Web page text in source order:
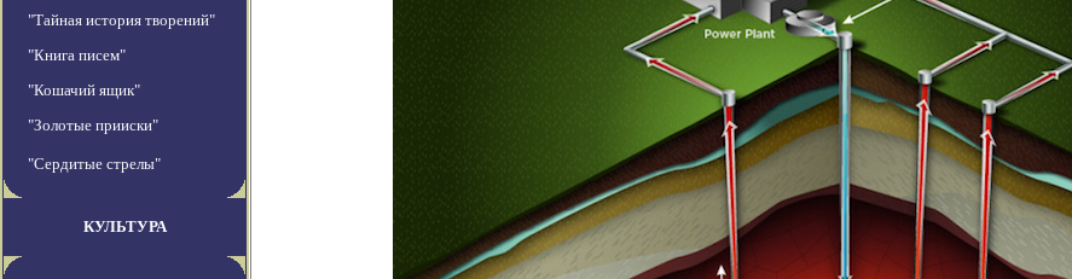
"Тайная история творений"
"Книга писем"
"Кошачий ящик"
"Золотые прииски"
"Сердитые стрелы"
КУЛЬТУРА